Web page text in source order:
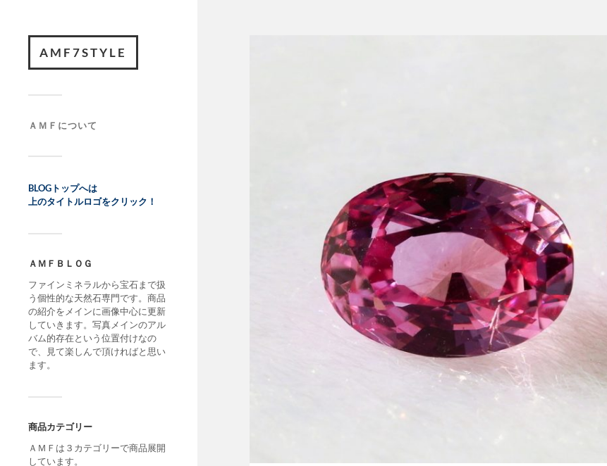
AMF7STYLE
ＡＭＦについて
BLOGトップへは
上のタイトルロゴをクリック！
ＡＭＦＢＬＯＧ
ファインミネラルから宝石まで扱
う個性的な天然石専門です。商品
の紹介をメインに画像中心に更新
していきます。写真メインのアル
バム的存在という位置付けなの
で、見て楽しんで頂ければと思い
ます。
商品カテゴリー
ＡＭＦは３カテゴリーで商品展開
しています。